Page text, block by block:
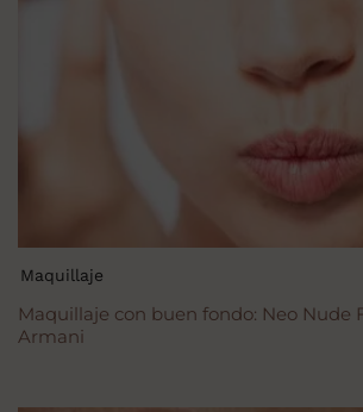
Maquillaje con buen fondo: Neo Nude
Armani
Maquillaje